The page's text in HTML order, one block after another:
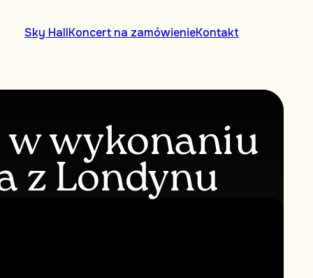
Sky HallKoncert na zamówienieKontakt
wykonaniu
z Londynu